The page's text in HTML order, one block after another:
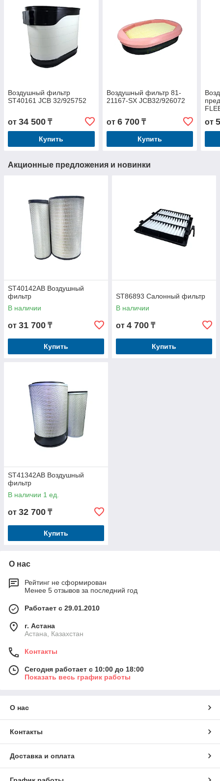
Воздушный фильтр
ST40161 JCB 32/925752
от 34 500 ₸
Купить
Воздушный фильтр 81-
21167-SX JCB32/926072
от 6 700₸
Купить
от
Акционные предложения и новинки
ST40142AB Воздушный
фильтр
В наличии
от 31 700 ₸
Купить
ST86893 Салонный фильтр
В наличии
от 4 700 ₸
Купить
ST41342AB Воздушный
фильтр
В наличии 1 ед.
от 32 700 ₸
Купить
О нас
Рейтинг не сформирован
Менее 5 отзывов за последний год
Работает с 29.01.2010
г. Астана
Астана, Казахстан
Контакты
Сегодня работает с 10:00 до 18:00
Показать весь график работы
О нас
Контакты
Доставка и оплата